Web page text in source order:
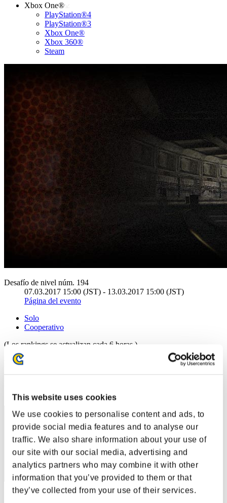
This website uses cookies
We use cookies to personalise content and ads, to
provide social media features and to analyse our
traffic. We also share information about your use of
our site with our social media, advertising and
analytics partners who may combine it with other
information that you’ve provided to them or that
they’ve collected from your use of their services.
Xbox One®
PlayStation®4
PlayStation®3
Xbox One®
Xbox 360®
Steam
Desafío de nivel núm. 194
07.03.2017 15:00 (JST) - 13.03.2017 15:00 (JST)
Página del evento
Solo
Cooperativo
(Los rankings se actualizan cada 6 horas.)
Rankings
91
Puntos: -